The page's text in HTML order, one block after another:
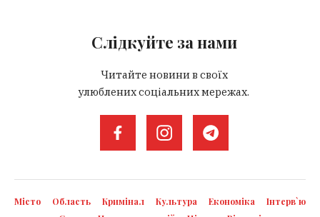
Слідкуйте за нами
Читайте новини в своїх
улюблених соціальних мережах.
Місто Область Кримінал Культура Економіка
Інтерв`ю